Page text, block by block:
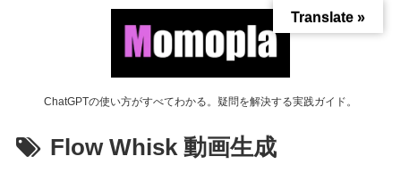
ChatGPTの使い方がすべてわかる。疑問を解決する実践ガイド。
Flow Whisk 動画生成
Translate »